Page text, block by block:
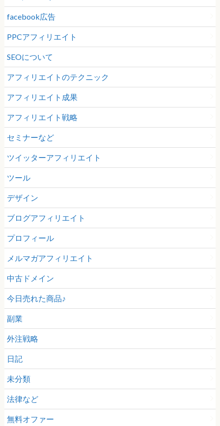
facebook広告
PPCアフィリエイト
SEOについて
アフィリエイトのテクニック
アフィリエイト成果
アフィリエイト戦略
セミナーなど
ツイッターアフィリエイト
ツール
デザイン
ブログアフィリエイト
プロフィール
メルマガアフィリエイト
中古ドメイン
今日売れた商品♪
副業
外注戦略
日記
未分類
法律など
無料オファー